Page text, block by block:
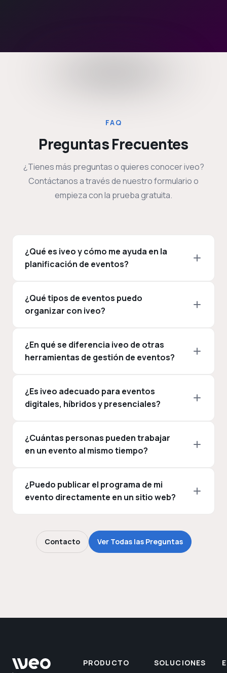
FAQ
Preguntas Frecuentes
¿Tienes más preguntas o quieres conocer iveo?
Contáctanos a través de nuestro formulario o
empieza con la prueba gratuita.
¿Qué es iveo y cómo me ayuda en la
planificación de eventos?
¿Qué tipos de eventos puedo
organizar con iveo?
¿En qué se diferencia iveo de otras
herramientas de gestión de eventos?
¿Es iveo adecuado para eventos
digitales, híbridos y presenciales?
¿Cuántas personas pueden trabajar
en un evento al mismo tiempo?
¿Puedo publicar el programa de mi
evento directamente en un sitio web?
Contacto Ver Todas las Preguntas
PRODUCTO SOLUCIONES